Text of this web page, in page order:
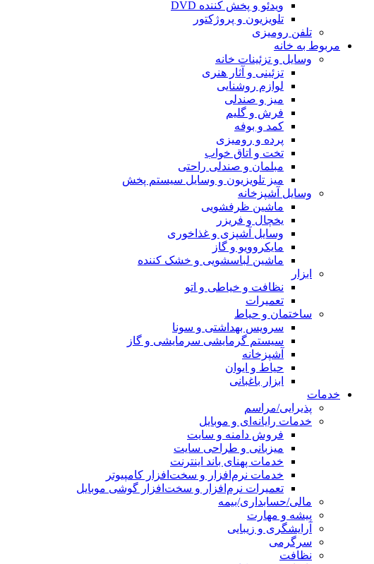
ویدئو و پخش کننده DVD
تلویزیون و پروژکتور
تلفن رومیزی
مربوط به خانه
وسایل و تزئینات خانه
تزئینی و آثار هنری
لوازم روشنایی
میز و صندلی
فرش و گلیم
کمد و بوفه
پرده و رومیزی
تخت و اتاق خواب
مبلمان و صندلی راحتی
میز تلویزیون و وسایل سیستم پخش
وسایل آشپزخانه
ماشین ظرفشویی
یخچال و فریزر
وسایل آشپزی و غذاخوری
مایکروویو و گاز
ماشین لباسشویی و خشک کننده
ابزار
نظافت و خیاطی و اتو
تعمیرات
ساختمان و حیاط
سرویس بهداشتی و سونا
سیستم گرمایشی سرمایشی و گاز
آشپزخانه
حیاط و ایوان
ابزار باغبانی
خدمات
پذیرایی/مراسم
خدمات رایانه‌ای و موبایل
فروش دامنه و سایت
میزبانی و طراحی سایت
خدمات پهنای باند اینترنت
خدمات نرم‌افزار و سخت‌افزار کامپیوتر
تعمیرات نرم‌افزار و سخت‌افزار گوشی موبایل
مالی/حسابداری/بیمه
پیشه و مهارت
آرایشگری و زیبایی
سرگرمی
نظافت